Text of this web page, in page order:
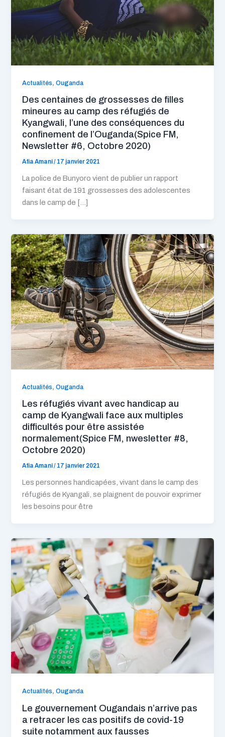
Actualités,Ouganda
Des centaines de grossesses de filles
mineures au camp des réfugiés de
Kyangwali, l’une des conséquences du
confinement de l’Ouganda(Spice FM,
Newsletter #6, Octobre 2020)
Afia Amani/ 17 janvier 2021
La police de Bunyoro vient de publier un rapport
faisant état de 191 grossesses des adolescentes
dans le camp de […]
Actualités,Ouganda
Les réfugiés vivant avec handicap au
camp de Kyangwali face aux multiples
difficultés pour être assistée
normalement(Spice FM, nwesletter #8,
Octobre 2020)
Afia Amani/ 17 janvier 2021
Les personnes handicapées, vivant dans le camp des
réfugiés de Kyangali, se plaignent de pouvoir exprimer
les besoins pour être
Actualités,Ouganda
Le gouvernement Ougandais n’arrive pas
a retracer les cas positifs de covid-19
suite notamment aux fausses